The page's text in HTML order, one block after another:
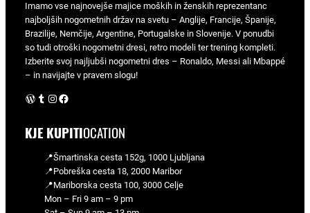
Imamo vse najnovejše majice moških in ženskih reprezentanc
najboljših nogometnih držav na svetu – Anglije, Francije, Španije,
Brazilije, Nemčije, Argentine, Portugalske in Slovenije. V ponudbi
so tudi otroški nogometni dresi, retro modeli ter trening kompleti.
Izberite svoj najljubši nogometni dres – Ronaldo, Messi ali Mbappé
– in navijajte v pravem slogu!
WordPress Instagram Facebook
KJE KUPITIOCATION
📍Šmartinska cesta 152g, 1000 Ljubljana
📍Pobreška cesta 18, 2000 Maribor
📍Mariborska cesta 100, 3000 Celje
Mon – Fri 9 am – 9 pm